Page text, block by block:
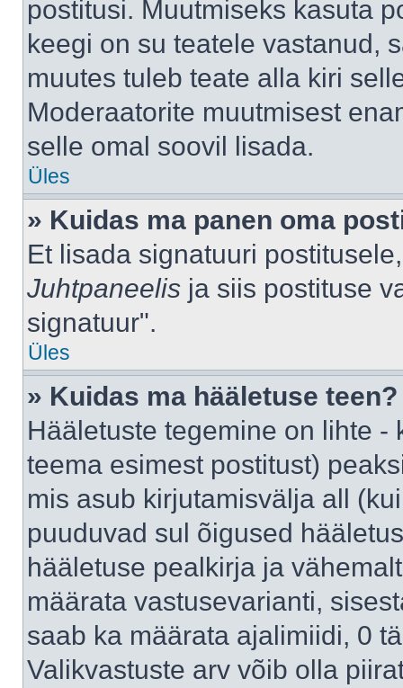
postitusi. Muutmiseks kasuta
keegi on su teatele vastanud,
muutes tuleb teate alla kiri
Moderaatorite muutmisest
selle omal soovil lisada.
Üles
» Kuidas ma panen oma
Et lisada signatuuri
Juhtpaneelis ja siis postituse
signatuur".
Üles
» Kuidas ma hääletuse teen?
Hääletuste tegemine on lihte
teema esimest postitust)
mis asub kirjutamisvälja all
puuduvad sul õigused
hääletuse pealkirja ja
määrata vastusevarianti,
saab ka määrata ajalimiidi, 0
Valikvastuste arv võib olla